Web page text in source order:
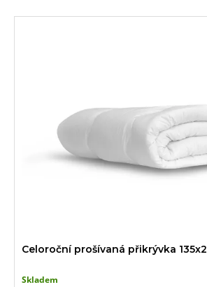
Celoroční prošívaná přikrývka
Skladem